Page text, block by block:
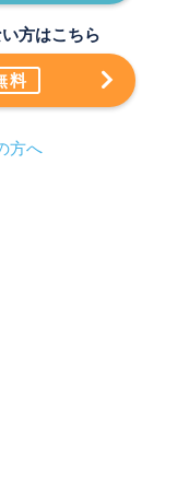
方はこちら
料
方へ